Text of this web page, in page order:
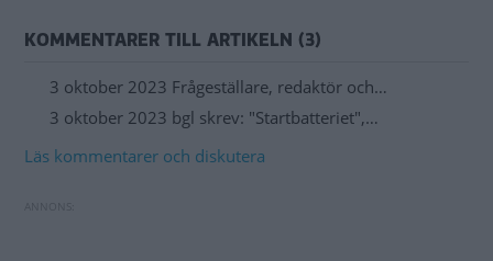
KOMMENTARER TILL ARTIKELN (3)
3 oktober 2023 Frågeställare, redaktör och…
3 oktober 2023 bgl skrev: "Startbatteriet",…
Läs kommentarer och diskutera